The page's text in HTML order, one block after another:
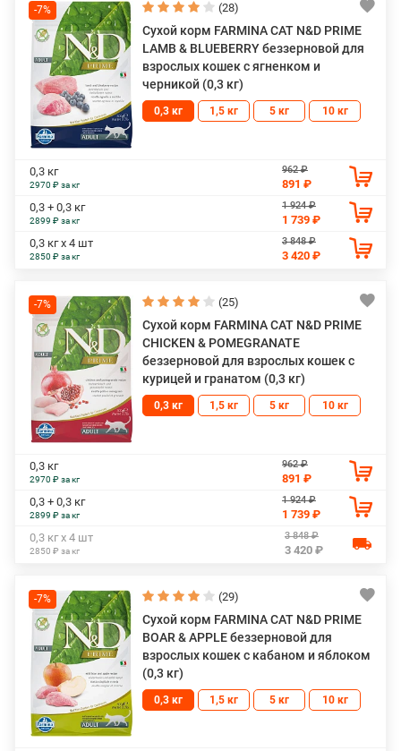
-7% (28)
Сухой корм FARMINA CAT N&D PRIME
LAMB & BLUEBERRY беззерновой для
взрослых кошек с ягненком и
черникой (0,3 кг)
0,3 кг 1,5 кг 5 кг 10 кг
0,3 кг
2970 ₽ за кг
962 ₽
891 ₽
0,3 + 0,3 кг
2899 ₽ за кг
1 924 ₽
1 739 ₽
0,3 кг х 4 шт
2850 ₽ за кг
3 848 ₽
3 420 ₽
-7% (25)
Сухой корм FARMINA CAT N&D PRIME
CHICKEN & POMEGRANATE
беззерновой для взрослых кошек с
курицей и гранатом (0,3 кг)
0,3 кг 1,5 кг 5 кг 10 кг
0,3 кг
2970 ₽ за кг
962 ₽
891 ₽
0,3 + 0,3 кг
2899 ₽ за кг
1 924 ₽
1 739 ₽
0,3 кг х 4 шт
2850 ₽ за кг
3 848 ₽
3 420 ₽
-7% (29)
Сухой корм FARMINA CAT N&D PRIME
BOAR & APPLE беззерновой для
взрослых кошек с кабаном и яблоком
(0,3 кг)
0,3 кг 1,5 кг 5 кг 10 кг